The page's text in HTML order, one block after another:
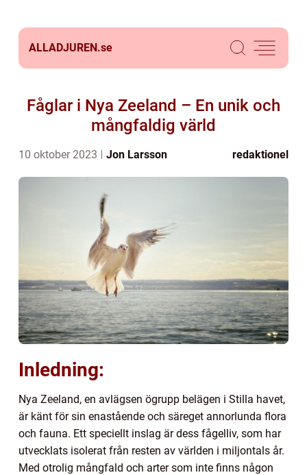
ALLADJUREN.se
Fåglar i Nya Zeeland – En unik och
mångfaldig värld
10 oktober 2023 Jon Larsson redaktionel
Inledning:
Nya Zeeland, en avlägsen ögrupp belägen i Stilla havet,
är känt för sin enastående och säreget annorlunda flora
och fauna. Ett speciellt inslag är dess fågelliv, som har
utvecklats isolerat från resten av världen i miljontals år.
Med otrolig mångfald och arter som inte finns någon